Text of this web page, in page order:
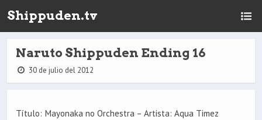
Shippuden.tv
Naruto Shippuden Ending 16
30 de julio del 2012
Título: Mayonaka no Orchestra – Artista: Aqua Timez